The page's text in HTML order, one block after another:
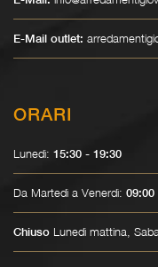
E-Mail outlet:
ORARI
Lunedì: 15:30 - 19:30
Da Martedì a Venerdì: 09:00
Chiuso Lunedì mattina,